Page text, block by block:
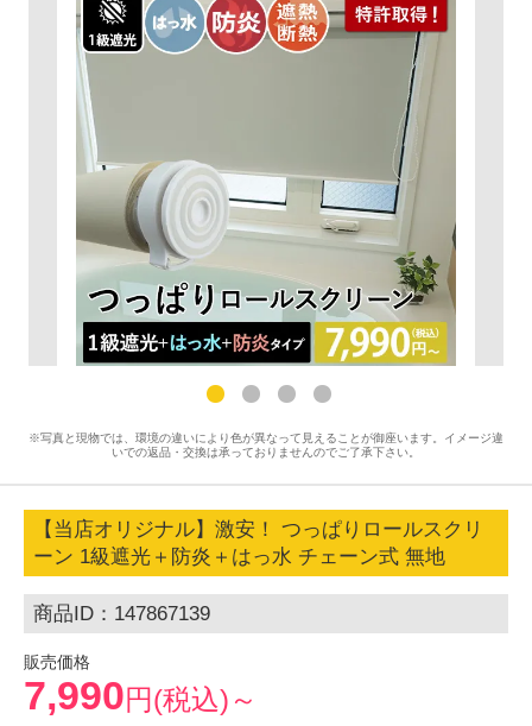
※写真と現物では、環境の違いにより色が異なって見えることが御座います。イメージ違
いでの返品・交換は承っておりませんのでご了承下さい。
【当店オリジナル】激安！ つっぱりロールスクリ
ーン 1級遮光＋防炎＋はっ水 チェーン式 無地
商品ID：147867139
販売価格
7,990円(税込)～